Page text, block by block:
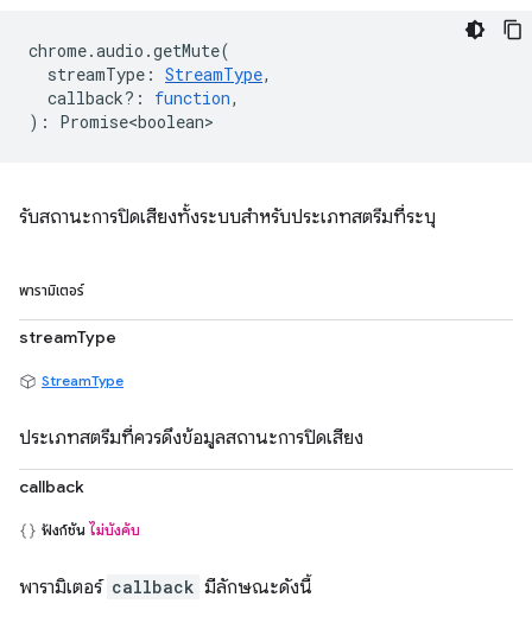
chrome.audio .getMute(
streamType : StreamType,
callback? : function,
) : Promise<boolean>
รับสถานะการปิดเสียงทั้งระบบสำหรับประเภทสตรีมที่ระบุ
พารามิเตอร์
streamType
StreamType
ประเภทสตรีมที่ควรดึงข้อมูลสถานะการปิดเสียง
callback
ฟังก์ชัน ไม่บังคับ
พารามิเตอร์ callback มีลักษณะดังนี้